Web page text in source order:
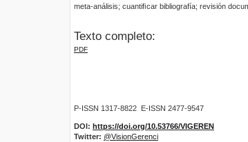
meta-análisis; cuantiﬁcar bibliografía; revisión
Texto completo:
PDF
P-ISSN 1317-8822 E-ISSN 2477-9547
DOI: https://doi.org/10.53766/VIGEREN
Twitter: @VisionGerenci